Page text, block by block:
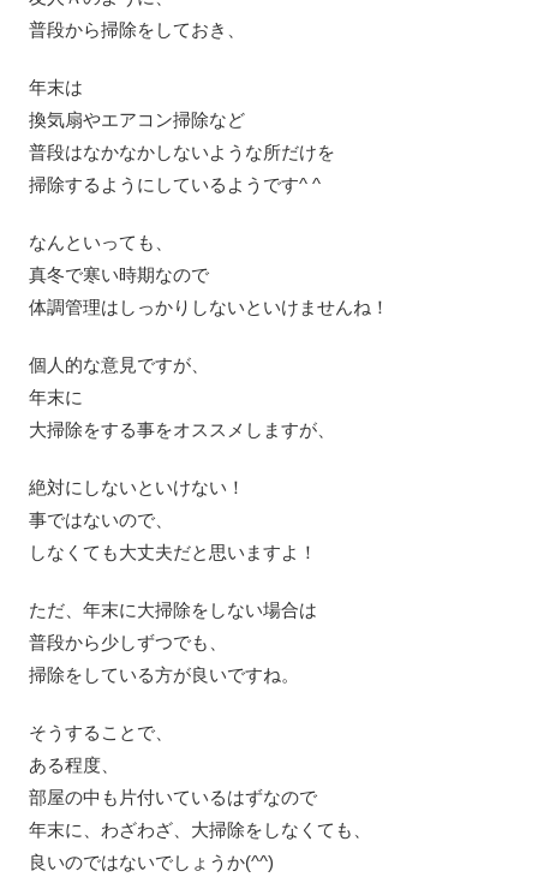
普段から掃除をしておき、
年末は
換気扇やエアコン掃除など
普段はなかなかしないような所だけを
掃除するようにしているようです^ ^
なんといっても、
真冬で寒い時期なので
体調管理はしっかりしないといけませんね！
個人的な意見ですが、
年末に
大掃除をする事をオススメしますが、
絶対にしないといけない！
事ではないので、
しなくても大丈夫だと思いますよ！
ただ、年末に大掃除をしない場合は
普段から少しずつでも、
掃除をしている方が良いですね。
そうすることで、
ある程度、
部屋の中も片付いているはずなので
年末に、わざわざ、大掃除をしなくても、
良いのではないでしょうか(^^)